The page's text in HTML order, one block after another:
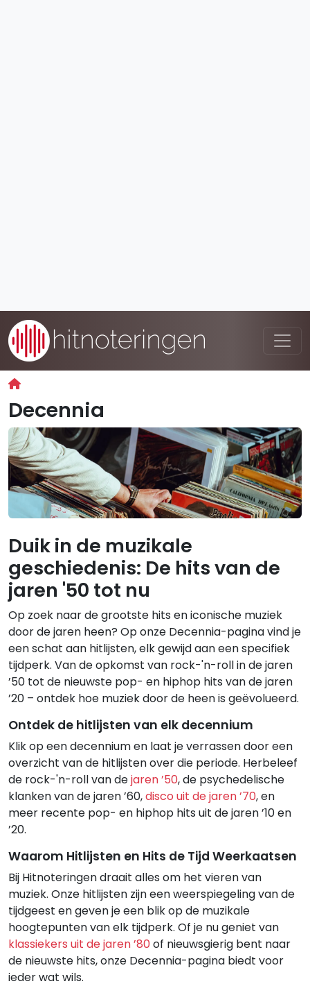
Decennia
Duik in de muzikale
geschiedenis: De hits van de
jaren '50 tot nu
Op zoek naar de grootste hits en iconische muziek
door de jaren heen? Op onze Decennia-pagina vind je
een schat aan hitlijsten, elk gewijd aan een specifiek
tijdperk. Van de opkomst van rock-'n-roll in de jaren
’50 tot de nieuwste pop- en hiphop hits van de jaren
’20 – ontdek hoe muziek door de heen is geëvolueerd.
Ontdek de hitlijsten van elk decennium
Klik op een decennium en laat je verrassen door een
overzicht van de hitlijsten over die periode. Herbeleef
de rock-'n-roll van dejaren ’50, de psychedelische
klanken van de jaren ’60,disco uit de jaren ’70, en
meer recente pop- en hiphop hits uit de jaren ’10 en
’20.
Waarom Hitlijsten en Hits de Tijd Weerkaatsen
Bij Hitnoteringen draait alles om het vieren van
muziek. Onze hitlijsten zijn een weerspiegeling van de
tijdgeest en geven je een blik op de muzikale
hoogtepunten van elk tijdperk. Of je nu geniet van
klassiekers uit de jaren ’80of nieuwsgierig bent naar
de nieuwste hits, onze Decennia-pagina biedt voor
ieder wat wils.